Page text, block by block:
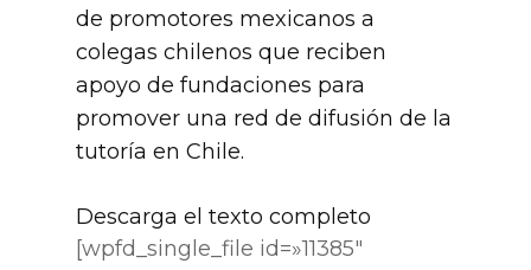
de promotores mexicanos a
colegas chilenos que reciben
apoyo de fundaciones para
promover una red de difusión de la
tutoría en Chile.
Descarga el texto completo
[wpfd_single_file id=»11385″